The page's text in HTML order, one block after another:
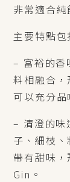
非常適合純
主要特點包
– 富裕的香
料相融合，
可以充分品
– 清澄的味
子、細枝
帶有甜味
Gin。